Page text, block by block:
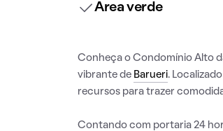
Área verde
Conheça o Condomínio Alto
vibrante de Barueri.
recursos para trazer
Contando com portaria 24